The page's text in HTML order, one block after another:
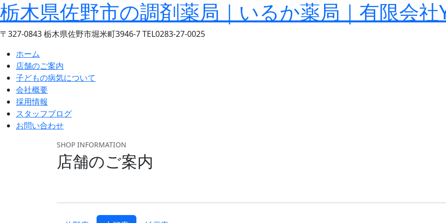
栃木県佐野市の調剤薬局｜いるか薬局｜有限会社
〒327-0843 栃木県佐野市堀米町3946-7 TEL0283-27-0025
ホーム
店舗のご案内
子どもの病気について
会社概要
採用情報
スタッフブログ
お問い合わせ
SHOP INFORMATION
店舗のご案内